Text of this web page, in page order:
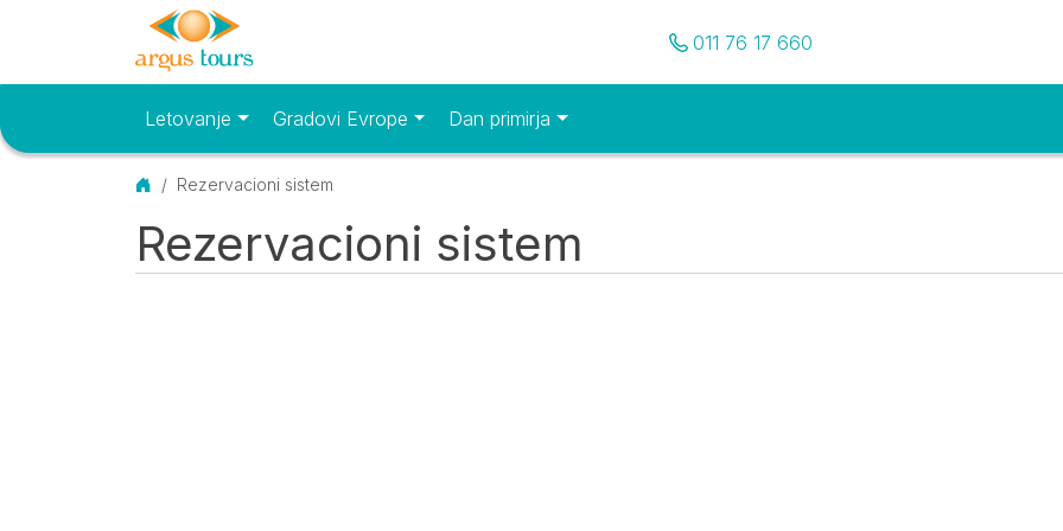
Pozovite nas
011 76 17 660
Osnovni meniLetovanje Gradovi Evrope Dan primirja
Početna
Rezervacioni sistem
Rezervacioni sistem